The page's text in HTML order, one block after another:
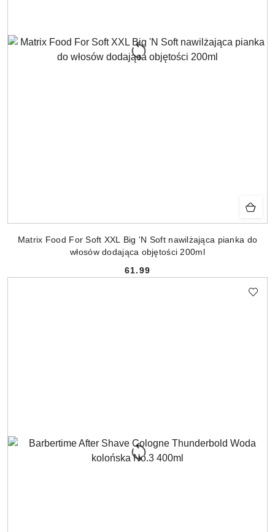
Matrix Food For Soft XXL Big 'N Soft nawilżająca pianka do
włosów dodająca objętości 200ml
Cena:
61.99